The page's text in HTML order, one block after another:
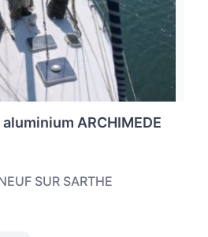
ARCHIMEDE
SUR SARTHE